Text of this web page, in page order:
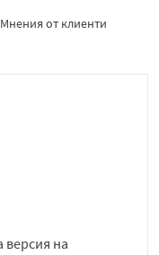
Мнения от клиенти
на